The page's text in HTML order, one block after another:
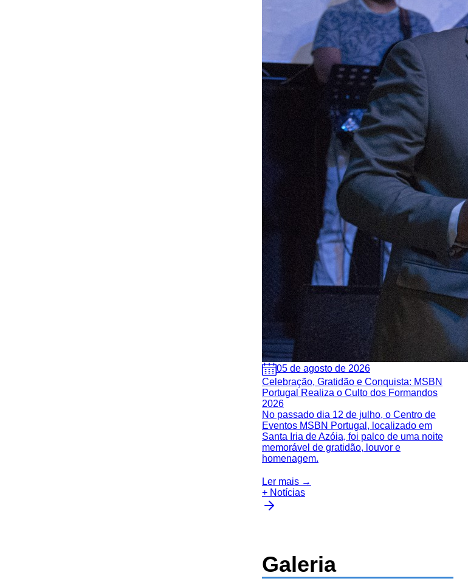
05 de agosto de 2026
Celebração, Gratidão e Conquista: MSBN
Portugal Realiza o Culto dos Formandos
2026
No passado dia 12 de julho, o Centro de
Eventos MSBN Portugal, localizado em
Santa Iria de Azóia, foi palco de uma noite
memorável de gratidão, louvor e
homenagem.
Ler mais →
+ Notícias
Galeria